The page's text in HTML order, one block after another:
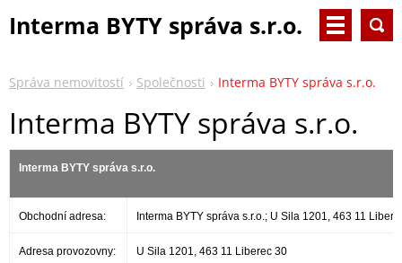
Interma BYTY správa s.r.o.
Správa nemovitostí Společnosti Interma BYTY správa s.r.o.
Interma BYTY správa s.r.o.
Interma BYTY správa s.r.o.
Obchodní adresa: Interma BYTY správa s.r.o.; U Sila 1201, 463 11
Adresa provozovny: U Sila 1201, 463 11 Liberec 30